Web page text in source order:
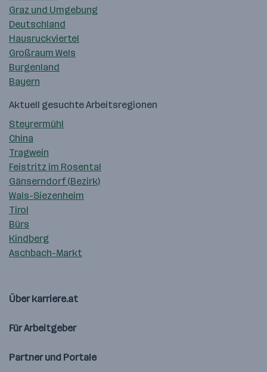
Graz und Umgebung
Deutschland
Hausruckviertel
Großraum Wels
Burgenland
Bayern
Aktuell gesuchte Arbeitsregionen
Steyrermühl
China
Tragwein
Feistritz im Rosental
Gänserndorf (Bezirk)
Wals-Siezenheim
Tirol
Bürs
Kindberg
Aschbach-Markt
Über karriere.at
Für Arbeitgeber
Partner und Portale